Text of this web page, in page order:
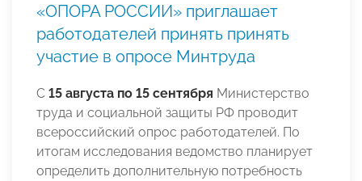
«ОПОРА РОССИИ» приглашает
работодателей принять принять
участие в опросе Минтруда
С 15 августа по 15 сентября Министерство
труда и социальной защиты РФ проводит
всероссийский опрос работодателей. По
итогам исследования ведомство планирует
определить дополнительную потребность